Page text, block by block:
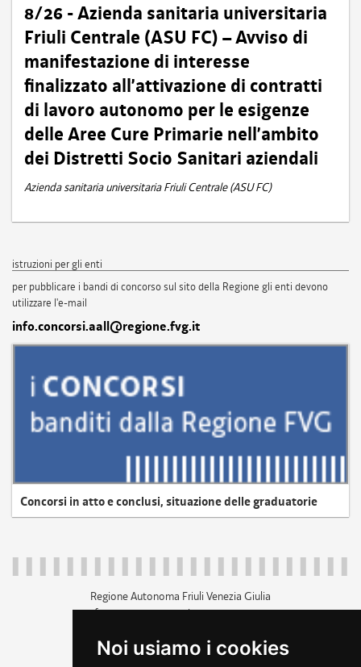
Noi usiamo i cookies
8/26 - Azienda sanitaria universitaria
Friuli Centrale (ASU FC) – Avviso di
manifestazione di interesse
finalizzato all’attivazione di contratti
di lavoro autonomo per le esigenze
delle Aree Cure Primarie nell’ambito
dei Distretti Socio Sanitari aziendali
Azienda sanitaria universitaria Friuli Centrale (ASU FC)
istruzioni per gli enti
per pubblicare i bandi di concorso sul sito della Regione gli enti devono
utilizzare l'e-mail
info.concorsi.aall@regione.fvg.it
Concorsi in atto e conclusi, situazione delle graduatorie
Regione Autonoma Friuli Venezia Giulia
c.f. 80014930327; p.iva 00526040324
+39 040 3771111